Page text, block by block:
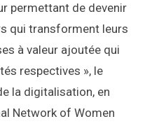
permettant de devenir
qui transforment leurs
à valeur ajoutée qui
respectives », le
la digitalisation, en
Network of Women